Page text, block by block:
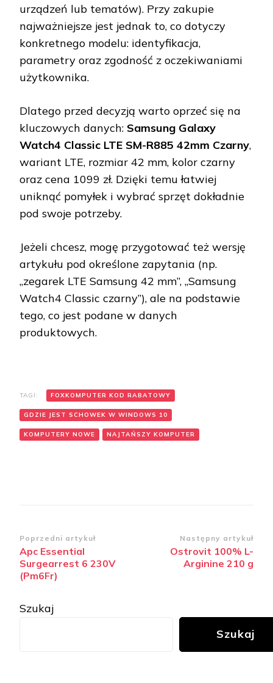
urządzeń lub tematów). Przy zakupie
najważniejsze jest jednak to, co dotyczy
konkretnego modelu: identyfikacja,
parametry oraz zgodność z oczekiwaniami
użytkownika.
Dlatego przed decyzją warto oprzeć się na
kluczowych danych: Samsung Galaxy
Watch4 Classic LTE SM-R885 42mm Czarny,
wariant LTE, rozmiar 42 mm, kolor czarny
oraz cena 1099 zł. Dzięki temu łatwiej
uniknąć pomyłek i wybrać sprzęt dokładnie
pod swoje potrzeby.
Jeżeli chcesz, mogę przygotować też wersję
artykułu pod określone zapytania (np.
„zegarek LTE Samsung 42 mm”, „Samsung
Watch4 Classic czarny”), ale na podstawie
tego, co jest podane w danych
produktowych.
TAGI: FOXKOMPUTER KOD RABATOWY
GDZIE JEST SCHOWEK W WINDOWS 10
KOMPUTERY NOWE NAJTAŃSZY KOMPUTER
Zobacz
wpisy
Poprzedni artykuł
Apc Essential
Surgearrest 6 230V
(Pm6Fr)
Następny artykuł
Ostrovit 100% L-
Arginine 210 g
Szukaj
Szukaj